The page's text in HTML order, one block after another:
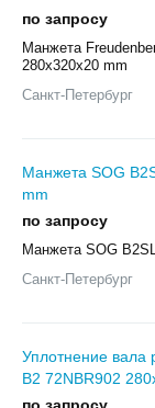
по запросу
Манжета
280x320x20 mm
Санкт-Петербург
Манжета SOG
mm
по запросу
Манжета SOG
Санкт-Петербург
Уплотнение вала
B2 72NBR902
по запросу